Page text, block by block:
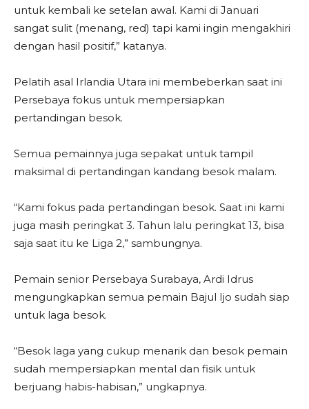
untuk kembali ke setelan awal. Kami di Januari
sangat sulit (menang, red) tapi kami ingin mengakhiri
dengan hasil positif,” katanya.
Pelatih asal Irlandia Utara ini membeberkan saat ini
Persebaya fokus untuk mempersiapkan
pertandingan besok.
Semua pemainnya juga sepakat untuk tampil
maksimal di pertandingan kandang besok malam.
“Kami fokus pada pertandingan besok. Saat ini kami
juga masih peringkat 3. Tahun lalu peringkat 13, bisa
saja saat itu ke Liga 2,” sambungnya.
Pemain senior Persebaya Surabaya, Ardi Idrus
mengungkapkan semua pemain Bajul Ijo sudah siap
untuk laga besok.
“Besok laga yang cukup menarik dan besok pemain
sudah mempersiapkan mental dan fisik untuk
berjuang habis-habisan,” ungkapnya.